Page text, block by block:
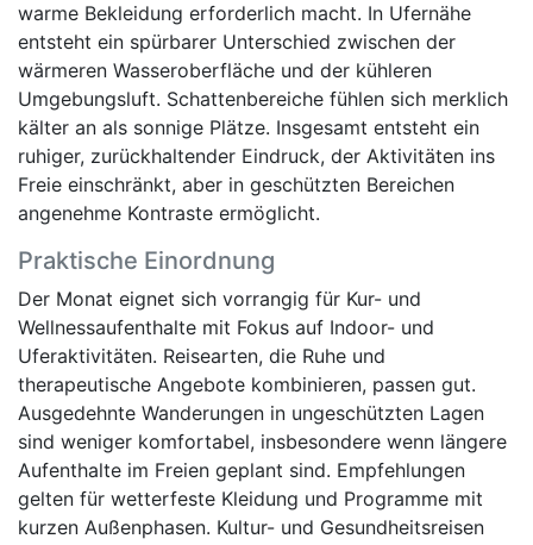
warme Bekleidung erforderlich macht. In Ufernähe
entsteht ein spürbarer Unterschied zwischen der
wärmeren Wasseroberfläche und der kühleren
Umgebungsluft. Schattenbereiche fühlen sich merklich
kälter an als sonnige Plätze. Insgesamt entsteht ein
ruhiger, zurückhaltender Eindruck, der Aktivitäten ins
Freie einschränkt, aber in geschützten Bereichen
angenehme Kontraste ermöglicht.
Praktische Einordnung
Der Monat eignet sich vorrangig für Kur- und
Wellnessaufenthalte mit Fokus auf Indoor- und
Uferaktivitäten. Reisearten, die Ruhe und
therapeutische Angebote kombinieren, passen gut.
Ausgedehnte Wanderungen in ungeschützten Lagen
sind weniger komfortabel, insbesondere wenn längere
Aufenthalte im Freien geplant sind. Empfehlungen
gelten für wetterfeste Kleidung und Programme mit
kurzen Außenphasen. Kultur- und Gesundheitsreisen